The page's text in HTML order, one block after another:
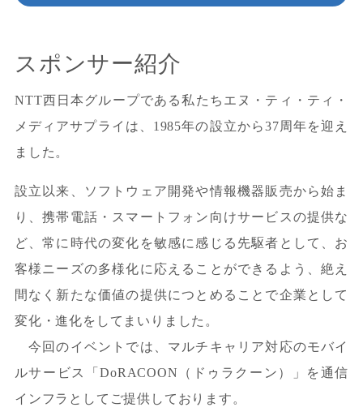
スポンサー紹介
NTT西日本グループである私たちエヌ・ティ・ティ・
メディアサプライは、1985年の設立から37周年を迎え
ました。
設立以来、ソフトウェア開発や情報機器販売から始ま
り、携帯電話・スマートフォン向けサービスの提供な
ど、常に時代の変化を敏感に感じる先駆者として、お
客様ニーズの多様化に応えることができるよう、絶え
間なく新たな価値の提供につとめることで企業として
変化・進化をしてまいりました。
今回のイベントでは、マルチキャリア対応のモバイ
ルサービス「DoRACOON（ドゥラクーン）」を通信
インフラとしてご提供しております。